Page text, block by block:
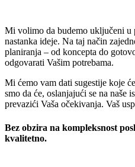
Mi volimo da budemo uključeni u
nastanka ideje. Na taj način
planiranja ‒ od koncepta do
odgovarati Vašim potrebama.
Mi ćemo vam dati sugestije koje
smo da će, oslanjajući se na naše
prevazići Vaša očekivanja. Vaš
Bez obzira na kompleksnost
kvalitetno.